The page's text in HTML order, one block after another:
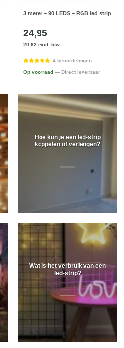
3 meter – 90 LEDS – RGB led strip
24,95
20,62 excl. btw
4 beoordelingen
Op voorraad — Direct leverbaar
Hoe kun je een led-strip
koppelen of verlengen?
Wat is het verbruik van een
led-strip?